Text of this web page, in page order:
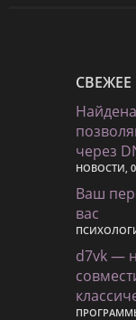
через
НОВОСТИ,
Ваш
вас
d7vk —